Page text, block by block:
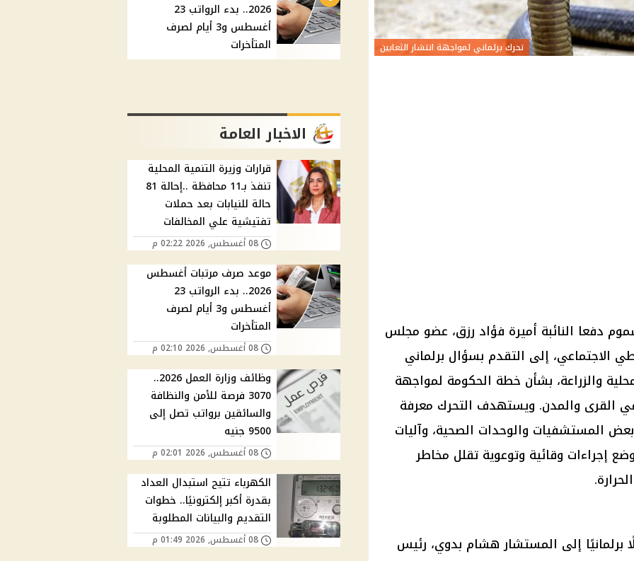
تحرك برلماني لمواجهة انتشار الثعابين
دفعا النائبة أميرة فؤاد رزق، عضو مجلس
الاجتماعي، إلى التقدم بسؤال برلماني
والزراعة، بشأن خطة الحكومة لمواجهة
القرى والمدن. ويستهدف التحرك معرفة
المستشفيات والوحدات الصحية، وآليات
إجراءات وقائية وتوعوية تقلل مخاطر
برلمانيًا إلى المستشار هشام بدوي، رئيس
2026.. بدء الرواتب 23
أغسطس و3 أيام لصرف
المتأخرات
الاخبار العامة
قرارات وزيرة التنمية المحلية
تنفذ بـ11 محافظة ..إحالة 81
حالة للنيابات بعد حملات
تفتيشية علي المخالفات
08 أغسطس, 2026 02:22 م
موعد صرف مرتبات أغسطس
2026.. بدء الرواتب 23
أغسطس و3 أيام لصرف
المتأخرات
08 أغسطس, 2026 02:10 م
وظائف وزارة العمل 2026..
3070 فرصة للأمن والنظافة
والسائقين برواتب تصل إلى
9500 جنيه
08 أغسطس, 2026 02:01 م
الكهرباء تتيح استبدال العداد
بقدرة أكبر إلكترونيًا.. خطوات
التقديم والبيانات المطلوبة
08 أغسطس, 2026 01:49 م